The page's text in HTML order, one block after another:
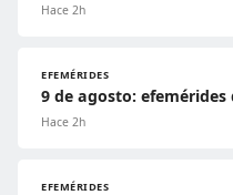
Hace 2h
EFEMÉRIDES
9 de agosto:
Hace 2h
EFEMÉRIDES